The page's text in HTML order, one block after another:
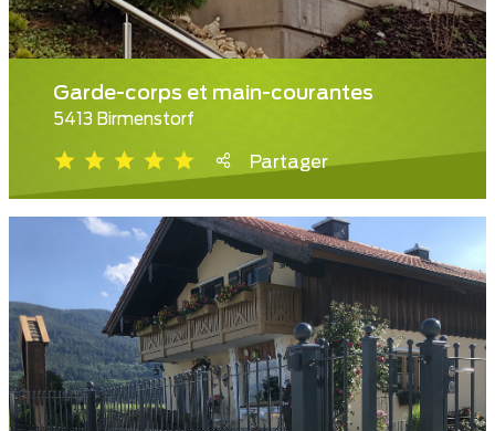
Garde-corps et main-courantes
5413 Birmenstorf
Partager